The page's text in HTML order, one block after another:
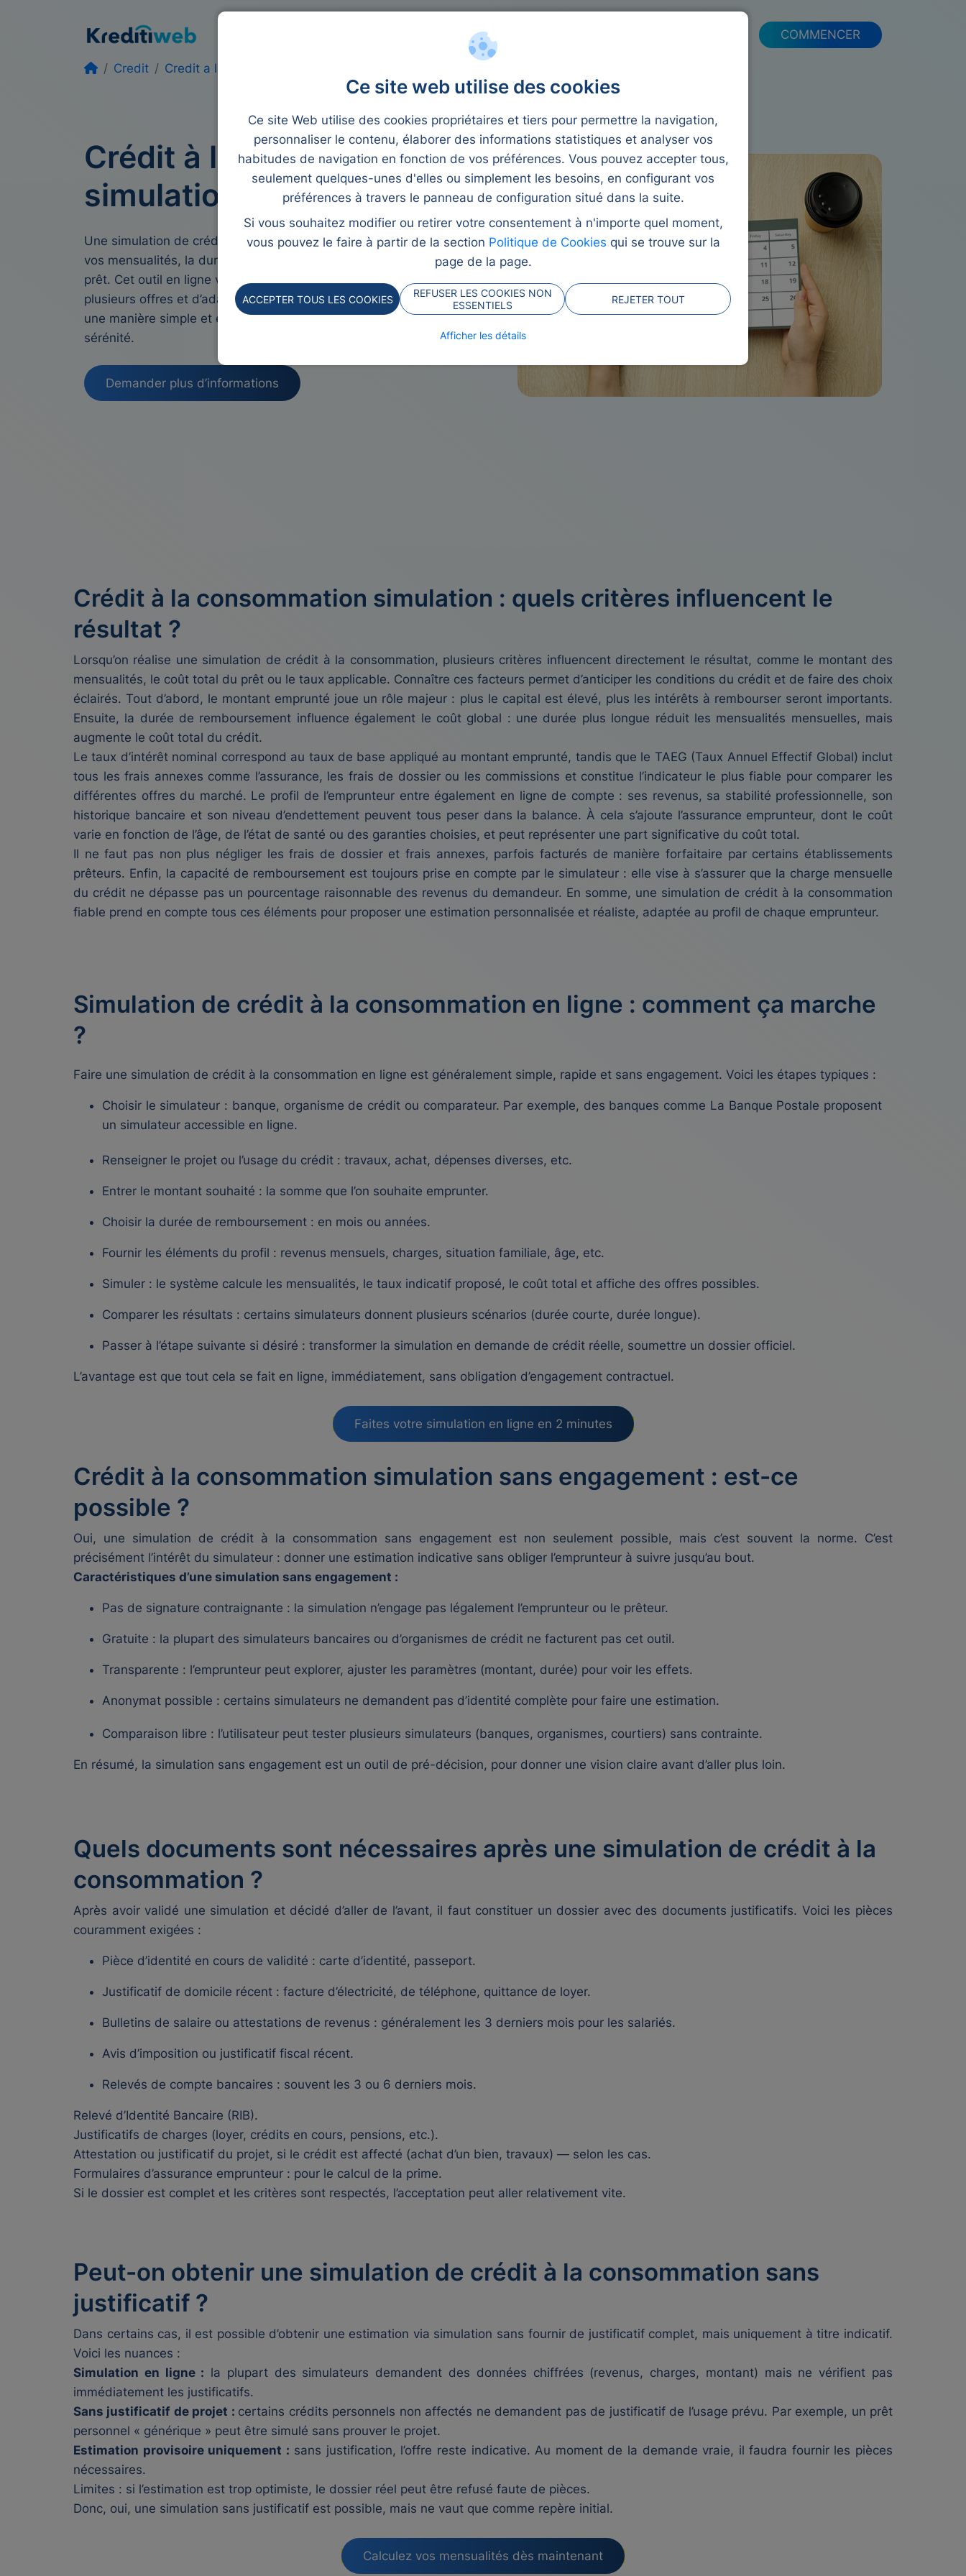
Ce site web utilise des cookies
Ce site Web utilise des cookies propriétaires et tiers pour permettre la navigation,
personnaliser le contenu, élaborer des informations statistiques et analyser vos
habitudes de navigation en fonction de vos préférences. Vous pouvez accepter tous,
seulement quelques-unes d'elles ou simplement les besoins, en configurant vos
préférences à travers le panneau de configuration situé dans la suite.
Si vous souhaitez modifier ou retirer votre consentement à n'importe quel moment,
vous pouvez le faire à partir de la section Politique de Cookies qui se trouve sur la
page de la page.
ACCEPTER TOUS LES COOKIES
REFUSER LES COOKIES NON
ESSENTIELS
REJETER TOUT
Afficher les détails
COMMENCER
Credit Credit a la consommation simulation
Crédit à la consommation
simulation
Une simulation de crédit à la consommation vous aide à anticiper
vos mensualités, la durée de remboursement et le coût total du
prêt. Cet outil en ligne vous permet de comparer rapidement
plusieurs offres et d’adapter le financement à votre budget. C’est
une manière simple et efficace de préparer votre projet en toute
sérénité.
Demander plus d’informations
Crédit à la consommation simulation : quels critères influencent le
résultat ?
Lorsqu’on réalise une simulation de crédit à la consommation, plusieurs critères influencent directement le résultat, comme le montant des
mensualités, le coût total du prêt ou le taux applicable. Connaître ces facteurs permet d’anticiper les conditions du crédit et de faire des choix
éclairés. Tout d’abord, le montant emprunté joue un rôle majeur : plus le capital est élevé, plus les intérêts à rembourser seront importants.
Ensuite, la durée de remboursement influence également le coût global : une durée plus longue réduit les mensualités mensuelles, mais
augmente le coût total du crédit.
Le taux d’intérêt nominal correspond au taux de base appliqué au montant emprunté, tandis que le TAEG (Taux Annuel Effectif Global) inclut
tous les frais annexes comme l’assurance, les frais de dossier ou les commissions et constitue l’indicateur le plus fiable pour comparer les
différentes offres du marché. Le profil de l’emprunteur entre également en ligne de compte : ses revenus, sa stabilité professionnelle, son
historique bancaire et son niveau d’endettement peuvent tous peser dans la balance. À cela s’ajoute l’assurance emprunteur, dont le coût
varie en fonction de l’âge, de l’état de santé ou des garanties choisies, et peut représenter une part significative du coût total.
Il ne faut pas non plus négliger les frais de dossier et frais annexes, parfois facturés de manière forfaitaire par certains établissements
prêteurs. Enfin, la capacité de remboursement est toujours prise en compte par le simulateur : elle vise à s’assurer que la charge mensuelle
du crédit ne dépasse pas un pourcentage raisonnable des revenus du demandeur. En somme, une simulation de crédit à la consommation
fiable prend en compte tous ces éléments pour proposer une estimation personnalisée et réaliste, adaptée au profil de chaque emprunteur.
Simulation de crédit à la consommation en ligne : comment ça marche
?
Faire une simulation de crédit à la consommation en ligne est généralement simple, rapide et sans engagement. Voici les étapes typiques :
Choisir le simulateur : banque, organisme de crédit ou comparateur. Par exemple, des banques comme La Banque Postale proposent
un simulateur accessible en ligne.
Renseigner le projet ou l’usage du crédit : travaux, achat, dépenses diverses, etc.
Entrer le montant souhaité : la somme que l’on souhaite emprunter.
Choisir la durée de remboursement : en mois ou années.
Fournir les éléments du profil : revenus mensuels, charges, situation familiale, âge, etc.
Simuler : le système calcule les mensualités, le taux indicatif proposé, le coût total et affiche des offres possibles.
Comparer les résultats : certains simulateurs donnent plusieurs scénarios (durée courte, durée longue).
Passer à l’étape suivante si désiré : transformer la simulation en demande de crédit réelle, soumettre un dossier officiel.
L’avantage est que tout cela se fait en ligne, immédiatement, sans obligation d’engagement contractuel.
Faites votre simulation en ligne en 2 minutes
Crédit à la consommation simulation sans engagement : est-ce
possible ?
Oui, une simulation de crédit à la consommation sans engagement est non seulement possible, mais c’est souvent la norme. C’est
précisément l’intérêt du simulateur : donner une estimation indicative sans obliger l’emprunteur à suivre jusqu’au bout.
Caractéristiques d’une simulation sans engagement :
Pas de signature contraignante : la simulation n’engage pas légalement l’emprunteur ou le prêteur.
Gratuite : la plupart des simulateurs bancaires ou d’organismes de crédit ne facturent pas cet outil.
Transparente : l’emprunteur peut explorer, ajuster les paramètres (montant, durée) pour voir les effets.
Anonymat possible : certains simulateurs ne demandent pas d’identité complète pour faire une estimation.
Comparaison libre : l’utilisateur peut tester plusieurs simulateurs (banques, organismes, courtiers) sans contrainte.
En résumé, la simulation sans engagement est un outil de pré-décision, pour donner une vision claire avant d’aller plus loin.
Quels documents sont nécessaires après une simulation de crédit à la
consommation ?
Après avoir validé une simulation et décidé d’aller de l’avant, il faut constituer un dossier avec des documents justificatifs. Voici les pièces
couramment exigées :
Pièce d’identité en cours de validité : carte d’identité, passeport.
Justificatif de domicile récent : facture d’électricité, de téléphone, quittance de loyer.
Bulletins de salaire ou attestations de revenus : généralement les 3 derniers mois pour les salariés.
Avis d’imposition ou justificatif fiscal récent.
Relevés de compte bancaires : souvent les 3 ou 6 derniers mois.
Relevé d’Identité Bancaire (RIB).
Justificatifs de charges (loyer, crédits en cours, pensions, etc.).
Attestation ou justificatif du projet, si le crédit est affecté (achat d’un bien, travaux) — selon les cas.
Formulaires d’assurance emprunteur : pour le calcul de la prime.
Si le dossier est complet et les critères sont respectés, l’acceptation peut aller relativement vite.
Peut-on obtenir une simulation de crédit à la consommation sans
justificatif ?
Dans certains cas, il est possible d’obtenir une estimation via simulation sans fournir de justificatif complet, mais uniquement à titre indicatif.
Voici les nuances :
Simulation en ligne : la plupart des simulateurs demandent des données chiffrées (revenus, charges, montant) mais ne vérifient pas
immédiatement les justificatifs.
Sans justificatif de projet : certains crédits personnels non affectés ne demandent pas de justificatif de l’usage prévu. Par exemple, un prêt
personnel « générique » peut être simulé sans prouver le projet.
Estimation provisoire uniquement : sans justification, l’offre reste indicative. Au moment de la demande vraie, il faudra fournir les pièces
nécessaires.
Limites : si l’estimation est trop optimiste, le dossier réel peut être refusé faute de pièces.
Donc, oui, une simulation sans justificatif est possible, mais ne vaut que comme repère initial.
Calculez vos mensualités dès maintenant